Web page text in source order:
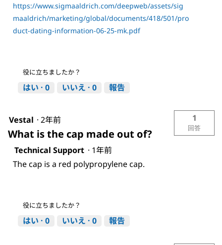
https://www.sigmaaldrich.com/deepweb/assets/sig
maaldrich/marketing/global/documents/418/501/pro
duct-dating-information-06-25-mk.pdf
役に立ちましたか？
はい · 0 いいえ · 0 報告
Vestal · 2年前
What is the cap made out of?
1
回答
Technical Support · 1年前
The cap is a red polypropylene cap.
役に立ちましたか？
はい · 0 いいえ · 0 報告